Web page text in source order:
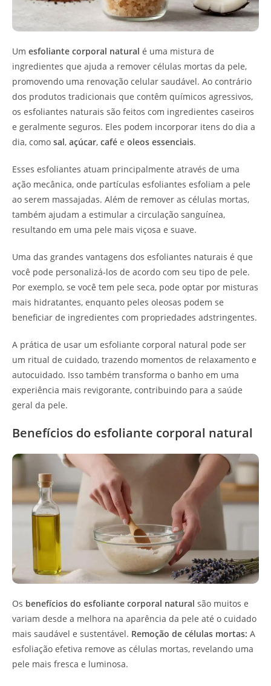
Um esfoliante corporal natural é uma mistura de
ingredientes que ajuda a remover células mortas da pele,
promovendo uma renovação celular saudável. Ao contrário
dos produtos tradicionais que contêm químicos agressivos,
os esfoliantes naturais são feitos com ingredientes caseiros
e geralmente seguros. Eles podem incorporar itens do dia a
dia, como sal, açúcar, café e oleos essenciais.
Esses esfoliantes atuam principalmente através de uma
ação mecânica, onde partículas esfoliantes esfoliam a pele
ao serem massajadas. Além de remover as células mortas,
também ajudam a estimular a circulação sanguínea,
resultando em uma pele mais viçosa e suave.
Uma das grandes vantagens dos esfoliantes naturais é que
você pode personalizá-los de acordo com seu tipo de pele.
Por exemplo, se você tem pele seca, pode optar por misturas
mais hidratantes, enquanto peles oleosas podem se
beneficiar de ingredientes com propriedades adstringentes.
A prática de usar um esfoliante corporal natural pode ser
um ritual de cuidado, trazendo momentos de relaxamento e
autocuidado. Isso também transforma o banho em uma
experiência mais revigorante, contribuindo para a saúde
geral da pele.
Benefícios do esfoliante corporal natural
Os benefícios do esfoliante corporal natural são muitos e
variam desde a melhora na aparência da pele até o cuidado
mais saudável e sustentável. Remoção de células mortas: A
esfoliação efetiva remove as células mortas, revelando uma
pele mais fresca e luminosa.